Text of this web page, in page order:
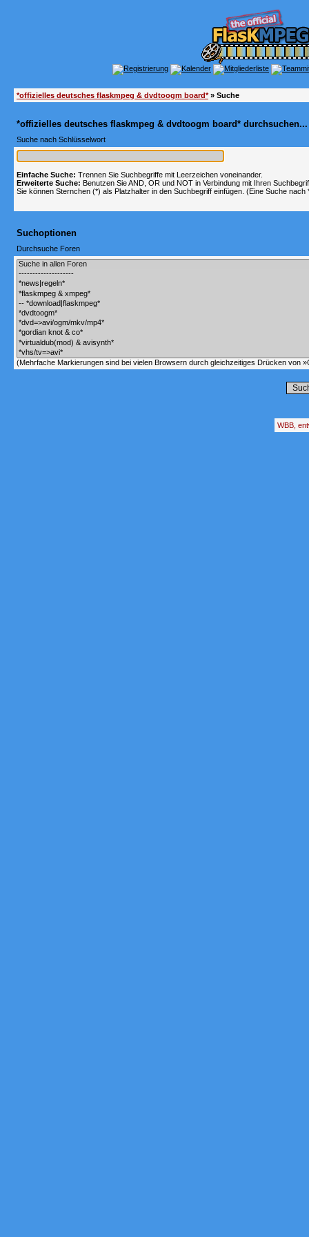
*offizielles deutsches flaskmpeg & dvdtoogm board*» Suche
*offizielles deutsches flaskmpeg & dvdtoogm board* durchsuchen...
Suche nach Schlüsselwort
Einfache Suche: Trennen Sie Suchbegriffe mit Leerzeichen voneinander.
Erweiterte Suche: Benutzen Sie AND, OR und NOT in Verbindung mit Ihren
Sie können Sternchen (*) als Platzhalter in den Suchbegriff einfügen. (Eine Suche
Suchoptionen
Durchsuche Foren
(Mehrfache Markierungen sind bei vielen Browsern durch gleichzeitiges Drücken von
WBB,